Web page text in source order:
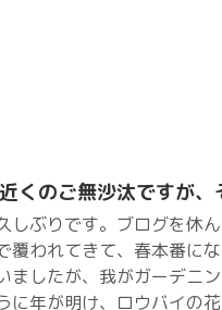
くのご無沙汰ですが
しぶりです。ブログを休
覆われてきて、春本番に
ましたが、我がガーデニ
に年が明け、ロウバイの